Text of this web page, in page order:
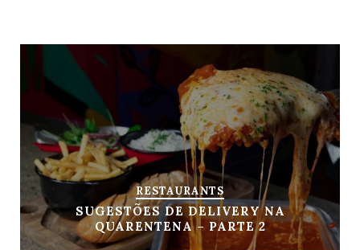
RESTAURANTS
SUGESTÕES DE DELIVERY NA
QUARENTENA – PARTE 2